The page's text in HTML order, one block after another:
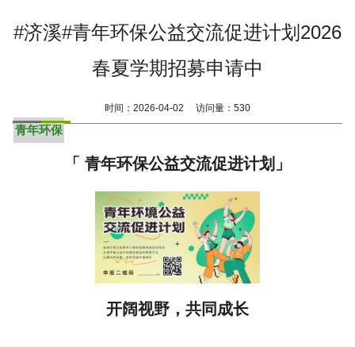
#济溪#青年环保公益交流促进计划2026
春夏学期招募申请中
青年环保
时间：2026-04-02 访问量：530
「 青年环保公益交流促进计划」
开阔视野，共同成长